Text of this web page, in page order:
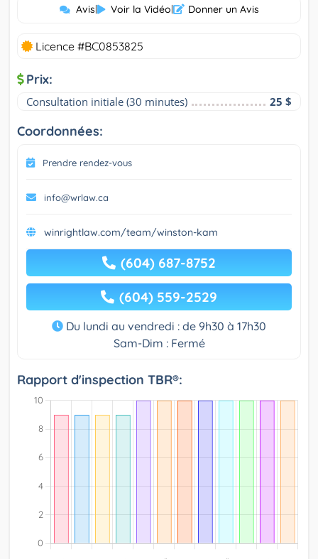
Avis| Voir la Vidéo| Donner un Avis
Licence #BC0853825
Prix:
Consultation initiale (30 minutes) 25 $
Coordonnées:
Prendre rendez-vous
info@wrlaw.ca
winrightlaw.com/team/winston-kam
(604) 687-8752
(604) 559-2529
Du lundi au vendredi : de 9h30 à 17h30
Sam-Dim : Fermé
Rapport d'inspection TBR®: